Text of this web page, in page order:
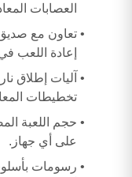
العصابات
تعاون مع صديق
إعادة اللعب
آليات إطلاق
تخطيطات
حجم اللعبة
على أي جهاز.
رسومات